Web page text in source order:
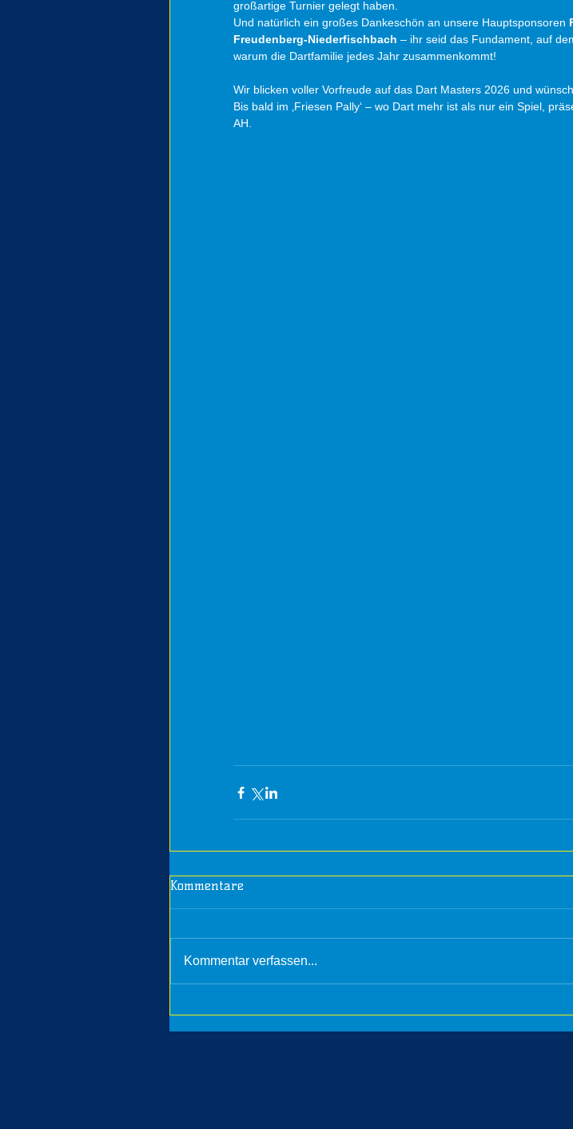
großartige Turnier gelegt haben.
Und natürlich ein großes Dankeschön an unsere Hauptsponsoren
Freudenberg-Niederfischbach – ihr seid das Fundament, auf
warum die Dartfamilie jedes Jahr zusammenkommt!
Wir blicken voller Vorfreude auf das Dart Masters 2026 und
Bis bald im ‚Friesen Pally‘ – wo Dart mehr ist als nur ein Spiel,
AH.
Kommentare
Kommentar verfassen...